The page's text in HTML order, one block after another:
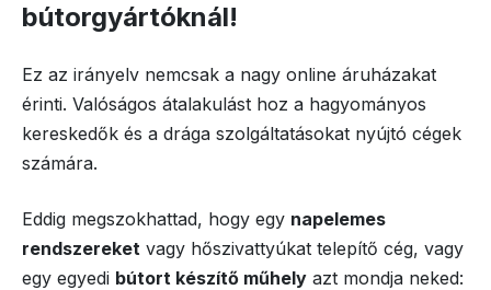
bútorgyártóknál!
Ez az irányelv nemcsak a nagy online áruházakat
érinti. Valóságos átalakulást hoz a hagyományos
kereskedők és a drága szolgáltatásokat nyújtó cégek
számára.
Eddig megszokhattad, hogy egy napelemes
rendszereket vagy hőszivattyúkat telepítő cég, vagy
egy egyedi bútort készítő műhely azt mondja neked: